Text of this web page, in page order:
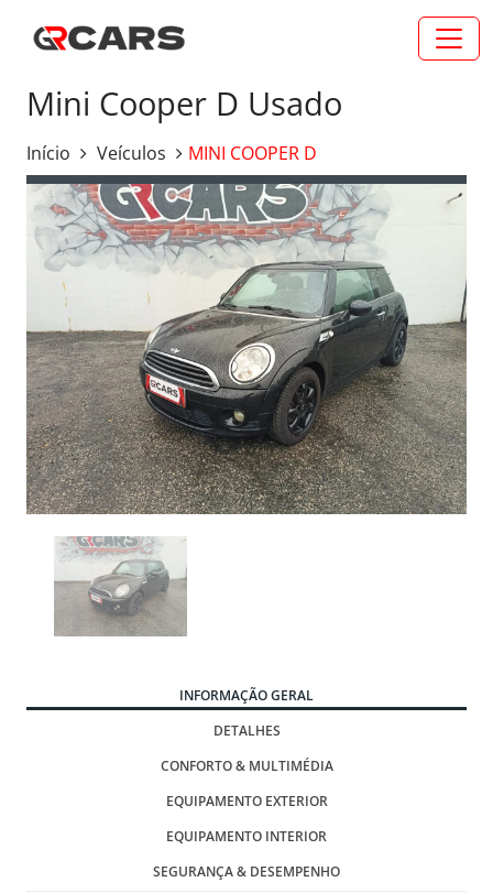
Mini Cooper D Usado
Início Veículos MINI COOPER D
INFORMAÇÃO GERAL
DETALHES
CONFORTO & MULTIMÉDIA
EQUIPAMENTO EXTERIOR
EQUIPAMENTO INTERIOR
SEGURANÇA & DESEMPENHO